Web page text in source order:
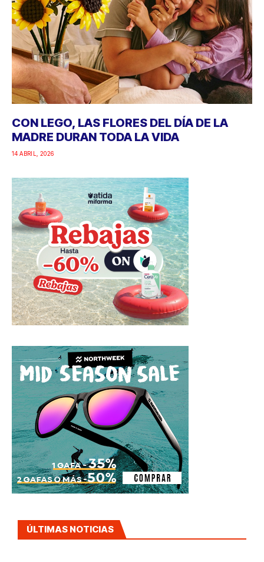
CON LEGO, LAS FLORES DEL DÍA DE LA
MADRE DURAN TODA LA VIDA
14 ABRIL, 2026
ÚLTIMAS NOTICIAS